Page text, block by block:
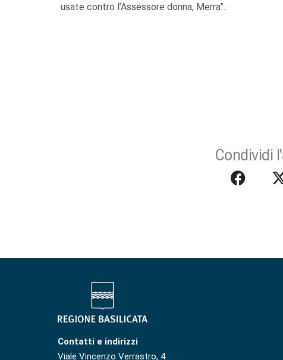
usate contro l’Assessore donna, Merra”.
Condividi
Contatti e indirizzi
Viale Vincenzo Verrastro, 4